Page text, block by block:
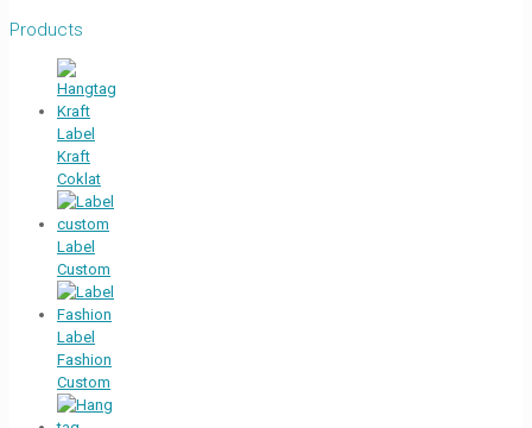
Products
Label
Kraft
Coklat
Label
Custom
Label
Fashion
Custom